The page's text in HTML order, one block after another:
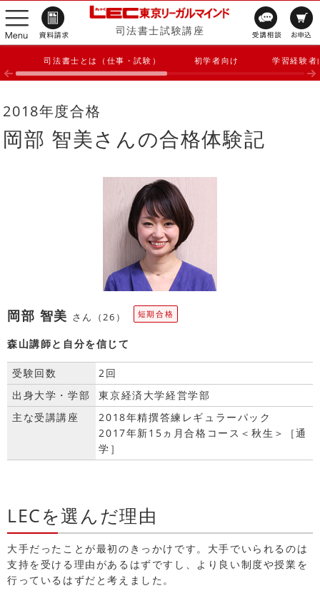
司法書士試験講座
司法書士とは（仕事・試験） 初学者向け 学習経験者
2018年度合格
岡部 智美さんの合格体験記
岡部 智美 さん（26） 短期合格
森山講師と自分を信じて
受験回数
2回
出身大学・学部
東京経済大学経営学部
主な受講講座
2018年精撰答練レギュラーパック
2017年新15ヵ月合格コース＜秋生＞［通
学］
LECを選んだ理由
大手だったことが最初のきっかけです。大手でいられるのは
支持を受ける理由があるはずですし、より良い制度や授業を
行っているはずだと考えました。